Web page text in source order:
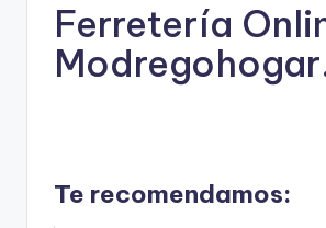
Ferretería
Te recomendamos: